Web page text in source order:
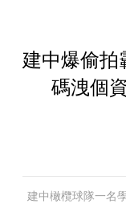
建中爆偷
碼洩個
建中橄欖球隊一名